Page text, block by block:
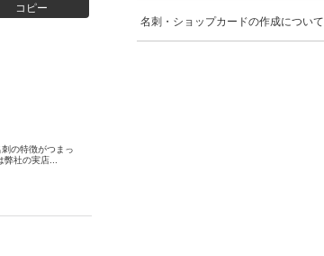
コピー
の特徴がつまっ
社の実店...
名刺・ショップカードの作成について